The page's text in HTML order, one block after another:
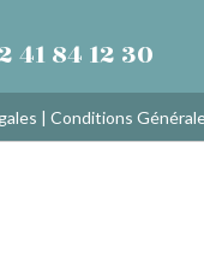
41 84 12 30
| Conditions